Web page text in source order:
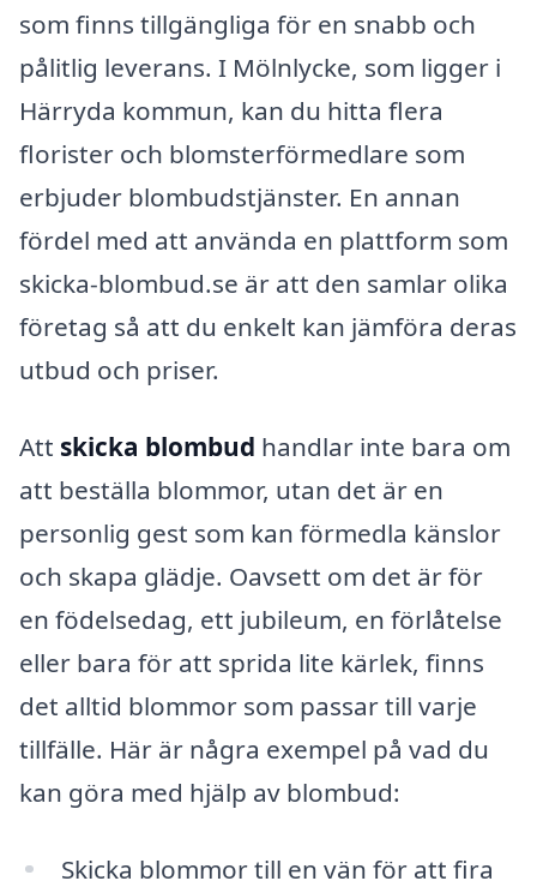
som finns tillgängliga för en snabb och
pålitlig leverans. I Mölnlycke, som ligger i
Härryda kommun, kan du hitta flera
florister och blomsterförmedlare som
erbjuder blombudstjänster. En annan
fördel med att använda en plattform som
skicka-blombud.se är att den samlar olika
företag så att du enkelt kan jämföra deras
utbud och priser.
Att skicka blombud handlar inte bara om
att beställa blommor, utan det är en
personlig gest som kan förmedla känslor
och skapa glädje. Oavsett om det är för
en födelsedag, ett jubileum, en förlåtelse
eller bara för att sprida lite kärlek, finns
det alltid blommor som passar till varje
tillfälle. Här är några exempel på vad du
kan göra med hjälp av blombud:
Skicka blommor till en vän för att fira